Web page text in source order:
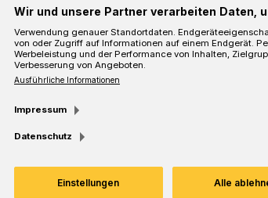
Eine Minute Lesezeit
Wir und unsere Partner verarbeiten Daten,
Verwendung genauer Standortdaten.
von oder Zugriff auf Informationen auf einem Endgerät.
Werbeleistung und der Performance von Inhalten,
Verbesserung von Angeboten.
Ausführliche Informationen
Impressum
Datenschutz
Einstellungen Alle